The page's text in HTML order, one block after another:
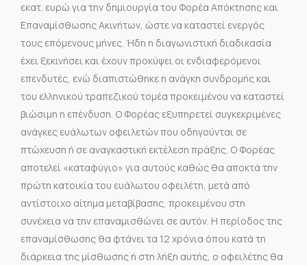
εκατ. ευρώ για την δημιουργία του Φορέα Απόκτησης και
Επαναμίσθωσης Ακινήτων, ώστε να καταστεί ενεργός
τους επόμενους μήνες. Ήδη η διαγωνιστική διαδικασία
έχει ξεκινήσει και έχουν προκύψει οι ενδιαφερόμενοι
επενδυτές, ενώ διαπιστώθηκε η ανάγκη συνδρομής και
του ελληνικού τραπεζικού τομέα προκειμένου να καταστεί
βιώσιμη η επένδυση. Ο Φορέας εξυπηρετεί συγκεκριμένες
ανάγκες ευάλωτων οφειλετών που οδηγούνται σε
πτώχευση ή σε αναγκαστική εκτέλεση πράξης. Ο Φορέας
αποτελεί «καταφύγιο» για αυτούς καθώς θα αποκτά την
πρώτη κατοικία του ευάλωτου οφειλέτη, μετά από
αντίστοιχο αίτημα μεταβίβασης, προκειμένου στη
συνέχεια να την επαναμισθώνει σε αυτόν. Η περίοδος της
επαναμίσθωσης θα φτάνει τα 12 χρόνια όπου κατά τη
διάρκεια της μίσθωσης ή στη λήξη αυτής, ο οφειλέτης θα